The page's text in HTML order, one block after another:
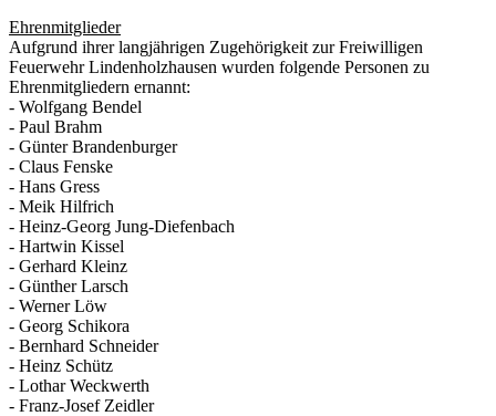
Ehrenmitglieder
Aufgrund ihrer langjährigen Zugehörigkeit zur Freiwilligen
Feuerwehr Lindenholzhausen wurden folgende Personen zu
Ehrenmitgliedern ernannt:
- Wolfgang Bendel
- Paul Brahm
- Günter Brandenburger
- Claus Fenske
- Hans Gress
- Meik Hilfrich
- Heinz-Georg Jung-Diefenbach
- Hartwin Kissel
- Gerhard Kleinz
- Günther Larsch
- Werner Löw
- Georg Schikora
- Bernhard Schneider
- Heinz Schütz
- Lothar Weckwerth
- Franz-Josef Zeidler